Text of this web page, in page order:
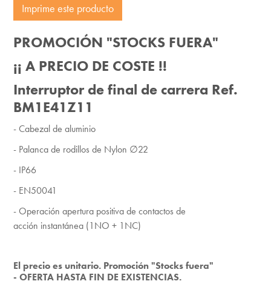
Imprime este producto
PROMOCIÓN "STOCKS FUERA"
¡¡ A PRECIO DE COSTE !!
Interruptor de final de carrera Ref.
BM1E41Z11
- Cabezal de aluminio
- Palanca de rodillos de Nylon ∅22
- IP66
- EN50041
- Operación apertura positiva de contactos de
acción instantánea (1NO + 1NC)
El precio es unitario. Promoción "Stocks fuera"
- OFERTA HASTA FIN DE EXISTENCIAS.